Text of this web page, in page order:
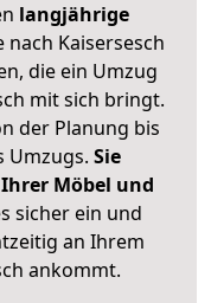
langjährige
nach Kaisersesch
die ein Umzug
mit sich bringt.
der Planung bis
Umzugs. Sie
Möbel und
sicher ein und
an Ihrem
ankommt.